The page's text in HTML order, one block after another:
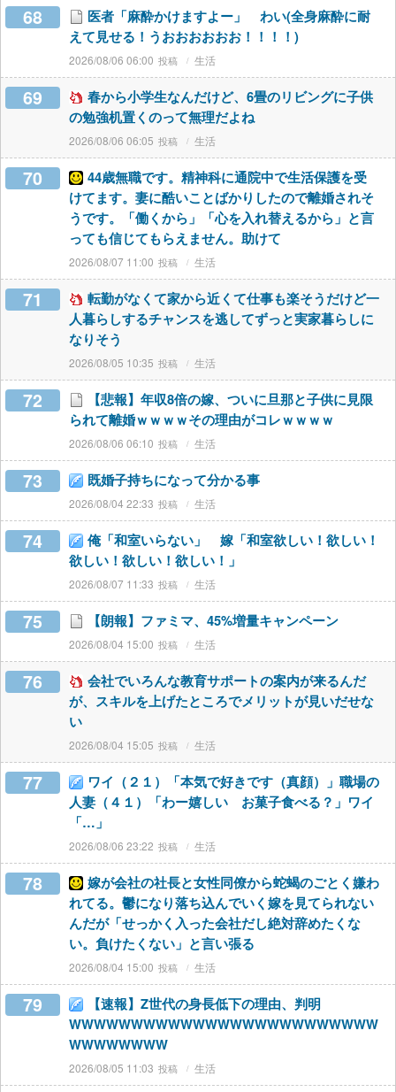
68
医者「麻酔かけますよー」 わい(全身麻酔に耐
えて見せる！うおおおおおお！！！！)
2026/08/06 06:00 生活
69
春から小学生なんだけど、6畳のリビングに子供
の勉強机置くのって無理だよね
2026/08/06 06:05 生活
70
44歳無職です。精神科に通院中で生活保護を受
けてます。妻に酷いことばかりしたので離婚されそ
うです。「働くから」「心を入れ替えるから」と言
っても信じてもらえません。助けて
2026/08/07 11:00 生活
71
転勤がなくて家から近くて仕事も楽そうだけど一
人暮らしするチャンスを逃してずっと実家暮らしに
なりそう
2026/08/05 10:35 生活
72
【悲報】年収8倍の嫁、ついに旦那と子供に見限
られて離婚ｗｗｗｗその理由がコレｗｗｗｗ
2026/08/06 06:10 生活
73 既婚子持ちになって分かる事
2026/08/04 22:33 生活
74
俺「和室いらない」 嫁「和室欲しい！欲しい！
欲しい！欲しい！欲しい！」
2026/08/07 11:33 生活
75 【朗報】ファミマ、45%増量キャンペーン
2026/08/04 15:00 生活
76
会社でいろんな教育サポートの案内が来るんだ
が、スキルを上げたところでメリットが見いだせな
い
2026/08/04 15:05 生活
77
ワイ（２１）「本気で好きです（真顔）」職場の
人妻（４１）「わー嬉しい お菓子食べる？」ワイ
「…」
2026/08/06 23:22 生活
78
嫁が会社の社長と女性同僚から蛇蝎のごとく嫌わ
れてる。鬱になり落ち込んでいく嫁を見てられない
んだが「せっかく入った会社だし絶対辞めたくな
い。負けたくない」と言い張る
2026/08/04 15:00 生活
79
【速報】Z世代の身長低下の理由、判明
WWWWWWWWWWWWWWWWWWWWWWWWW
WWWWWWWW
2026/08/05 11:03 生活